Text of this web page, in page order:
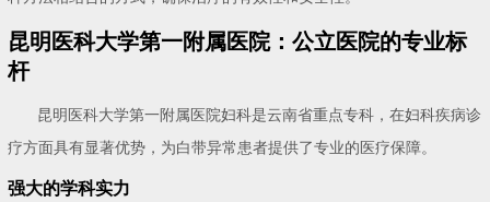
昆明医科大学第一附属医院：公立医院的专业标
杆
昆明医科大学第一附属医院妇科是云南省重点专科，在妇科疾病诊
疗方面具有显著优势，为白带异常患者提供了专业的医疗保障。
强大的学科实力